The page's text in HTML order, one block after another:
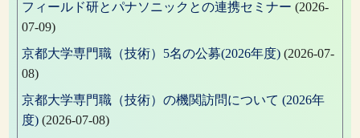
フィールド研とパナソニックとの連携セミナー (2026-
07-09)
京都大学専門職（技術）5名の公募(2026年度) (2026-07-
08)
京都大学専門職（技術）の機関訪問について (2026年
度) (2026-07-08)